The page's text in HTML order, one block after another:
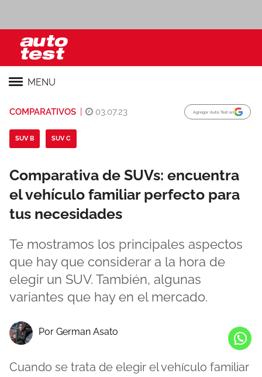
MENU
COMPARATIVOS 03.07.23 Agregar Auto Test en
SUV B SUV C
Comparativa de SUVs: encuentra
el vehículo familiar perfecto para
tus necesidades
Te mostramos los principales aspectos
que hay que considerar a la hora de
elegir un SUV. También, algunas
variantes que hay en el mercado.
Por German Asato
Cuando se trata de elegir el vehículo familiar